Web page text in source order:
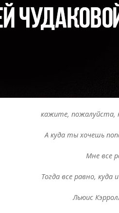
кажите, пожалуйста,
А куда ты хочешь
Мне все
Тогда все равно,
Льюис